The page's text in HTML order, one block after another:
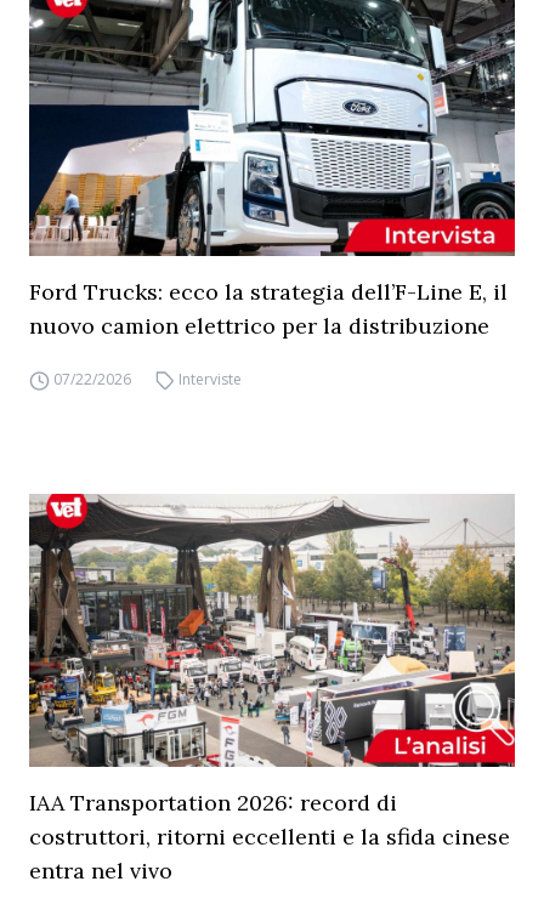
Ford Trucks: ecco la strategia dell’F-Line E, il
nuovo camion elettrico per la distribuzione
07/22/2026 Interviste
IAA Transportation 2026: record di
costruttori, ritorni eccellenti e la sfida cinese
entra nel vivo